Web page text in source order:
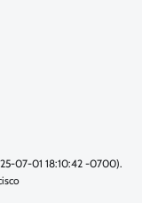
07-01 18:10:42 -0700).